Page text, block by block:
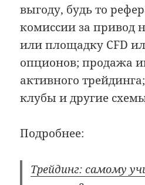
выгоду, будь то
комиссии за привод
или площадку CFD
опционов; продажа
активного
клубы и другие
Подробнее:
Трейдинг: самому